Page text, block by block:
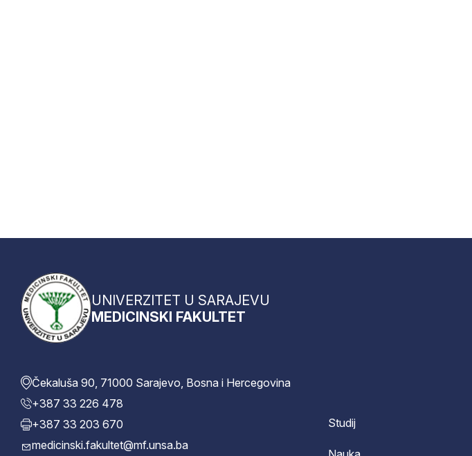
UNIVERZITET U SARAJEVU
MEDICINSKI FAKULTET
Čekaluša 90, 71000 Sarajevo, Bosna i Hercegovina
+387 33 226 478
+387 33 203 670
medicinski.fakultet@mf.unsa.ba
Studij